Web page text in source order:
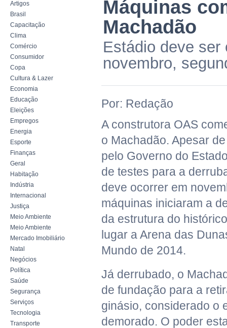
Artigos
Brasil
Capacitação
Clima
Comércio
Consumidor
Copa
Cultura & Lazer
Economia
Educação
Eleições
Empregos
Energia
Esporte
Finanças
Geral
Habitação
Indústria
Internacional
Justiça
Meio Ambiente
Meio Ambiente
Mercado Imobiliário
Natal
Negócios
Política
Saúde
Segurança
Serviços
Tecnologia
Transporte
Máquinas
Machadão
Estádio deve ser
novembro,
Por: Redação
A construtora OAS
o Machadão. Apesar
pelo Governo do
de testes para a
deve ocorrer em
máquinas iniciaram a
da estrutura do
lugar a Arena das
Mundo de 2014.
Já derrubado, o
de fundação para a
ginásio, considerado o
demorado. O poder